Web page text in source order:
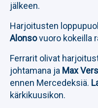
jälkeen.
Harjoitusten
Alonsovuoro kokeilla
Ferrarit olivat
johtamana ja Max
ennen Mercedeksiä.
kärkikuusikon.